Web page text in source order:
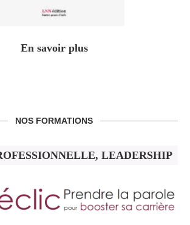
En savoir plus
NOS FORMATIONS
LEADERSHIP